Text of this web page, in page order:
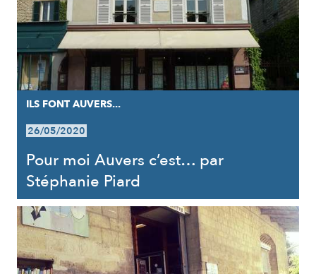
ILS FONT AUVERS...
26/05/2020
Pour moi Auvers c’est… par
Stéphanie Piard